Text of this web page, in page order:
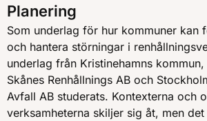
Planering
Som underlag för hur kommuner kan
och hantera störningar i
underlag från Kristinehamns
Skånes Renhållnings AB och
Avfall AB studerats. Kontexterna och
verksamheterna skiljer sig åt, men